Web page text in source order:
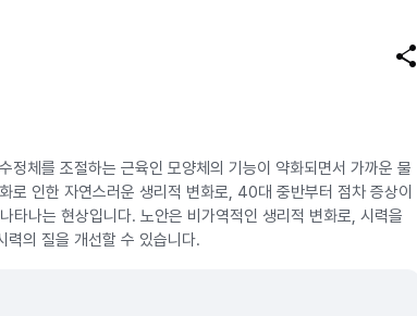
share
정체를 조절하는 근육인 모양체의 기능이 약화되면서 가까운 물
로 인한 자연스러운 생리적 변화로, 40대 중반부터 점차 증상이
타나는 현상입니다. 노안은 비가역적인 생리적 변화로, 시력을
력의 질을 개선할 수 있습니다.